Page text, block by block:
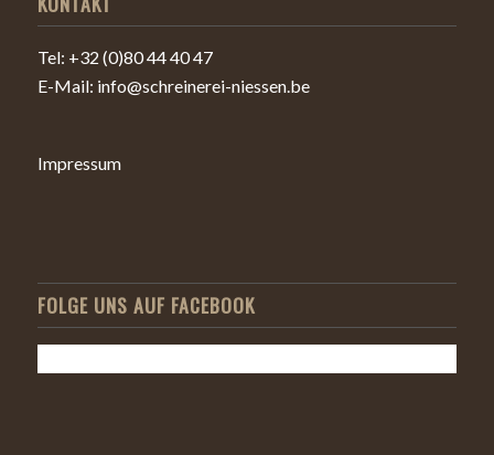
Tel: +32 (0)80 44 40 47
E-Mail: info@schreinerei-niessen.be
Impressum
FOLGE UNS AUF FACEBOOK